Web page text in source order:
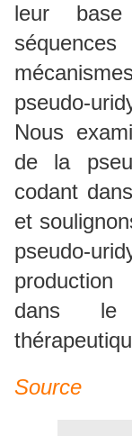
leur
pseudo-
Nous
de la
codant
et
pseudo-
dans le
Source